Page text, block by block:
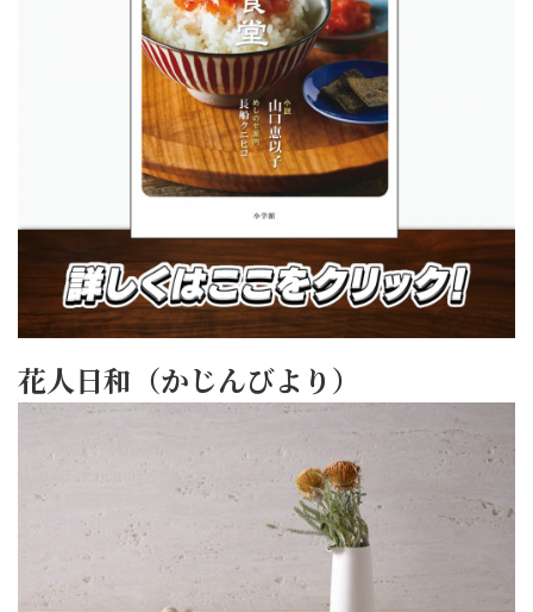
花人日和（かじんびより）